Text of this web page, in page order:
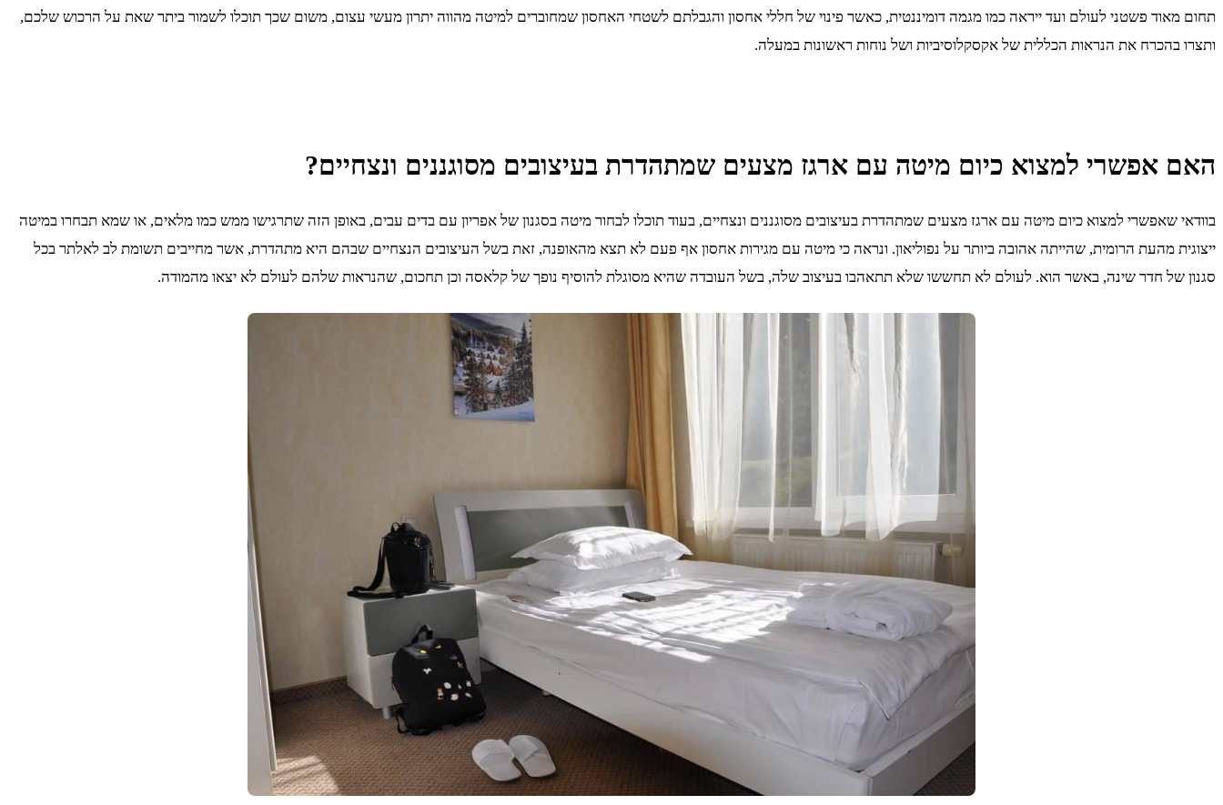
תחום מאוד פשטני לעולם ועד ייראה כמו מגמה דומיננטית, כאשר פינוי של חללי אחסון והגבלתם לשטחי האחסון שמחוברים למיטה מהווה יתרון מעשי עצום, משום שכך תוכלו לשמור ביתר שאת על הרכוש שלכם,
ותצרו בהכרח את הנראות הכללית של אקסקלוסיביות ושל נוחות ראשונות במעלה.
האם אפשרי למצוא כיום מיטה עם ארגז מצעים שמתהדרת בעיצובים מסוגננים ונצחיים?
בוודאי שאפשרי למצוא כיום מיטה עם ארגז מצעים שמתהדרת בעיצובים מסוגננים ונצחיים, בעוד תוכלו לבחור מיטה בסגנון של אפריון עם בדים עבים, באופן הזה שתרגישו ממש כמו מלאים, או שמא תבחרו במיטה
ייצוגית מהעת הרומית, שהייתה אהובה ביותר על נפוליאון. ונראה כי מיטה עם מגירות אחסון אף פעם לא תצא מהאופנה, זאת בשל העיצובים הנצחיים שבהם היא מתהדרת, אשר מחייבים תשומת לב לאלתר בכל
סגנון של חדר שינה, באשר הוא. לעולם לא תחששו שלא תתאהבו בעיצוב שלה, בשל העובדה שהיא מסוגלת להוסיף נופך של קלאסה וכן תחכום, שהנראות שלהם לעולם לא יצאו מהמודה.